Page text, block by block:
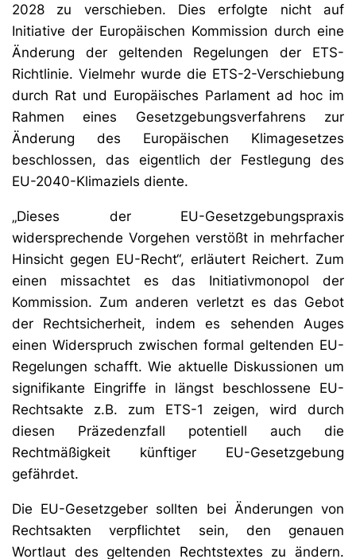
2028 zu verschieben. Dies erfolgte nicht auf
Initiative der Europäischen Kommission durch eine
Änderung der geltenden Regelungen der ETS-
Richtlinie. Vielmehr wurde die ETS-2-Verschiebung
durch Rat und Europäisches Parlament ad hoc im
Rahmen eines Gesetzgebungsverfahrens zur
Änderung des Europäischen Klimagesetzes
beschlossen, das eigentlich der Festlegung des
EU-2040-Klimaziels diente.
„Dieses der EU-Gesetzgebungspraxis
widersprechende Vorgehen verstößt in mehrfacher
Hinsicht gegen EU-Recht“, erläutert Reichert. Zum
einen missachtet es das Initiativmonopol der
Kommission. Zum anderen verletzt es das Gebot
der Rechtsicherheit, indem es sehenden Auges
einen Widerspruch zwischen formal geltenden EU-
Regelungen schafft. Wie aktuelle Diskussionen um
signifikante Eingriffe in längst beschlossene EU-
Rechtsakte z.B. zum ETS-1 zeigen, wird durch
diesen Präzedenzfall potentiell auch die
Rechtmäßigkeit künftiger EU-Gesetzgebung
gefährdet.
Die EU-Gesetzgeber sollten bei Änderungen von
Rechtsakten verpflichtet sein, den genauen
Wortlaut des geltenden Rechtstextes zu ändern.